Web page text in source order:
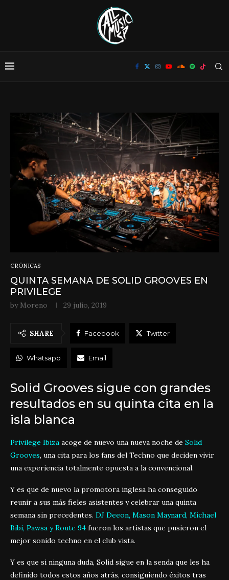
CRÓNICAS
QUINTA SEMANA DE SOLID GROOVES EN
PRIVILEGE
by Moreno 29 julio, 2019
SHARE Facebook Twitter
Whatsapp Email
Solid Grooves sigue con grandes
resultados en su quinta cita en la
isla blanca
Privilege Ibiza acoge de nuevo una nueva noche de Solid
Grooves, una cita para los fans del Techno que deciden vivir
una experiencia totalmente opuesta a la convencional.
Y es que de nuevo la promotora inglesa ha conseguido
reunir a sus más fieles asistentes y celebrar una quinta
semana sin precedentes. DJ Deeon, Mason Maynard, Michael
Bibi, Pawsa y Route 94 fueron los artistas que pusieron el
mejor sonido techno en el club vista.
Y es que si ninguna duda, Solid sigue en la senda que les ha
definido todos estos años atrás, consiguiendo éxitos tras